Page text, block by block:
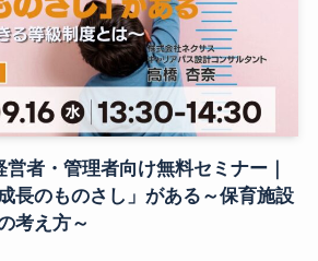
者・管理者向け無料セミナー｜
長のものさし」がある～保育施設
考え方～